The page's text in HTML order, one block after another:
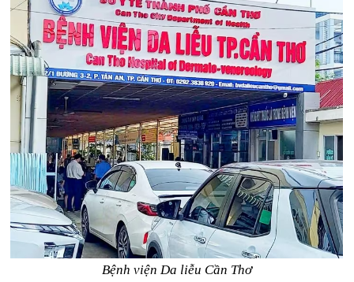
Bệnh viện Da liễu Cần Thơ